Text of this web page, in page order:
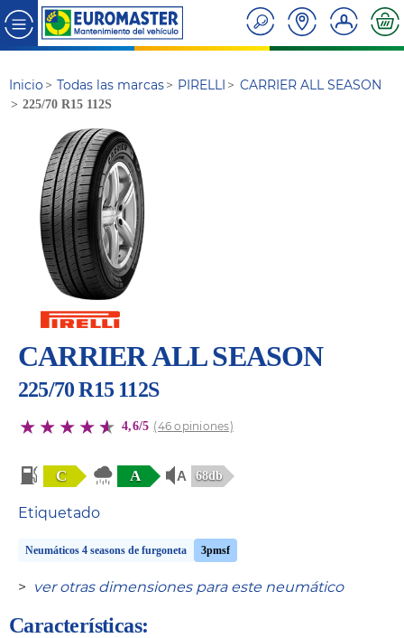
Inicio Todas las marcas PIRELLI CARRIER ALL SEASON
225/70 R15 112S
CARRIER ALL SEASON
225/70 R15 112S
4,6/5 (46 opiniones)
C A 68db
Etiquetado
Neumáticos 4 seasons de furgoneta 3pmsf
> ver otras dimensiones para este neumático
Características: